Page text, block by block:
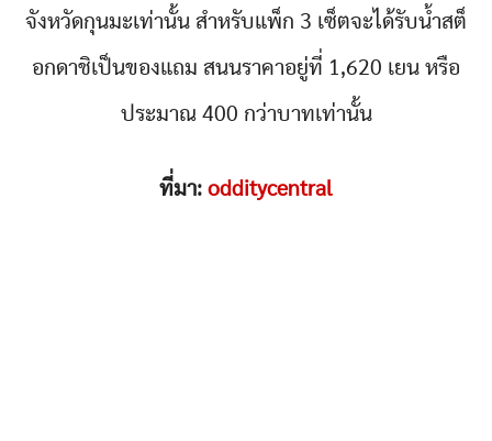
จังหวัดกุนมะเท่านั้น สำหรับแพ็ก 3 เซ็ตจะได้รับน้ำสต็
อกดาชิเป็นของแถม สนนราคาอยู่ที่ 1,620 เยน หรือ
ประมาณ 400 กว่าบาทเท่านั้น
ที่มา: odditycentral